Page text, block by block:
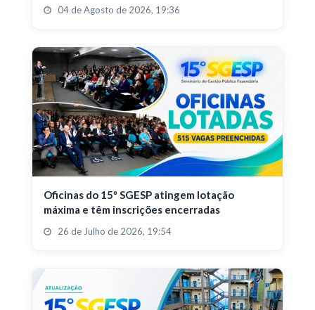
04 de Agosto de 2026, 19:36
Oficinas do 15º SGESP atingem lotação
máxima e têm inscrições encerradas
26 de Julho de 2026, 19:54